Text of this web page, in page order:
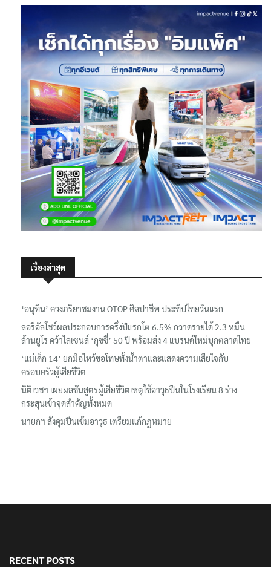
‘อนุทิน’ ควงภริยาชมงาน OTOP ศิลปาชีพ ประทีปไทยวันแรก
ลอรีอัลโชว์ผลประกอบการครึ่งปีแรกโต 6.5% กวาดรายได้ 2.3 หมื่น
ล้านยูโร คว้าไลเซนส์ ‘กุชชี่’ 50 ปี พร้อมส่ง 4 แบรนด์ใหม่บุกตลาดไทย
‘แม่เด็ก 14’ ยกมือไหว้ขอโทษทั้งน้ำตาและแสดงความเสียใจกับ
ครอบครัวผู้เสียชีวิต
นิติเวชฯ เผยผลชันสูตรผู้เสียชีวิตเหตุใช้อาวุธปืนในโรงเรียน 8 ร่าง
กระสุนเข้าจุดสำคัญทั้งหมด